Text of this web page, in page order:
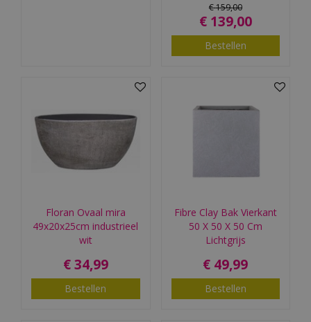
€159,00
€ 139,00
Bestellen
Floran Ovaal mira
49x20x25cm industrieel
wit
€ 34,99
Bestellen
Fibre Clay Bak Vierkant
50 X 50 X 50 Cm
Lichtgrijs
€ 49,99
Bestellen